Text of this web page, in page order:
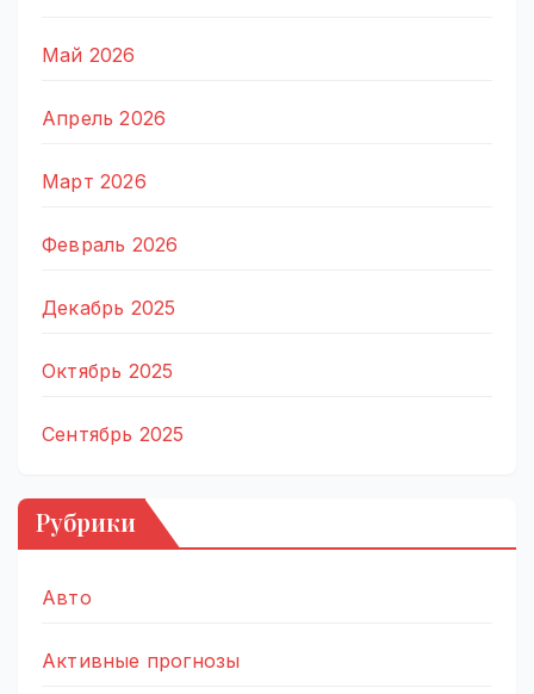
Май 2026
Апрель 2026
Март 2026
Февраль 2026
Декабрь 2025
Октябрь 2025
Сентябрь 2025
Рубрики
Авто
Активные прогнозы